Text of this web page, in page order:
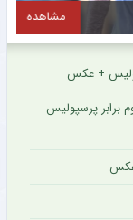
مشاهده
+ عکس
برابر پرسپولیس
عکس